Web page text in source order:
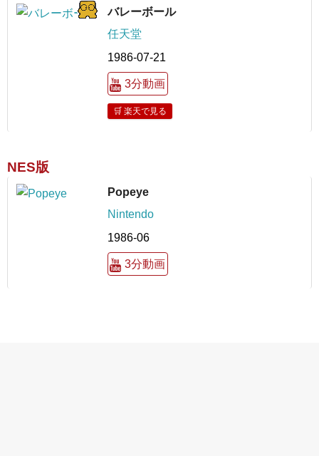
バレーボール
任天堂
1986-07-21
3分動画
🛒 楽天で見る
NES版
Popeye
Nintendo
1986-06
3分動画